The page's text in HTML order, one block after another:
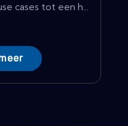
cases tot een h...